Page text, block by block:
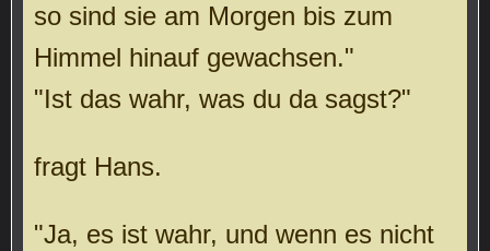
so sind sie am Morgen bis zum
Himmel hinauf gewachsen."
"Ist das wahr, was du da sagst?"
fragt Hans.
"Ja, es ist wahr, und wenn es nicht